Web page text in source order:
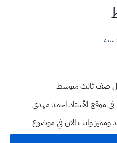
صف ثالث متوسط
في موقع الأستاذ احمد مهدي
وانت الان في موضوع